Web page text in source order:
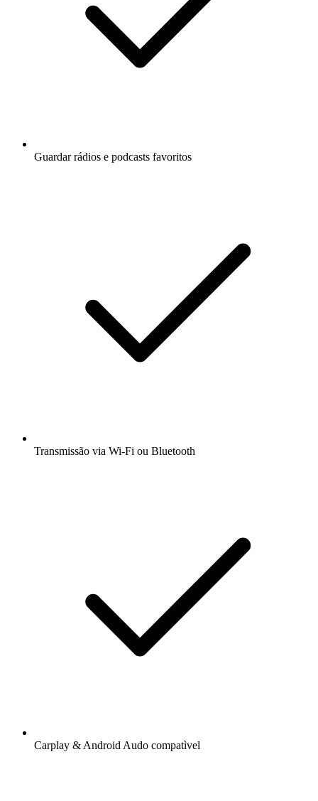
Guardar rádios e podcasts favoritos
Transmissão via Wi-Fi ou Bluetooth
Carplay & Android Audo compatìvel